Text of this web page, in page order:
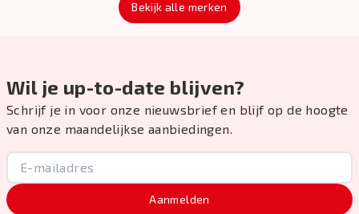
Bekijk alle merken
Wil je up-to-date blijven?
Schrijf je in voor onze nieuwsbrief en blijf op de hoogte
van onze maandelijkse aanbiedingen.
Aanmelden